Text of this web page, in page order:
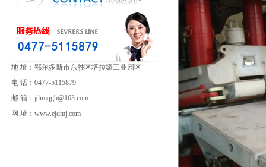
地 址：鄂尔多斯市东胜区塔拉壕工业园区
电 话：0477-5115879
邮 箱：jdmjqgb@163.com
网 址：www.ejdmj.com